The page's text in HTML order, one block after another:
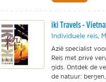
iki Travels -
Individuele reis,
Azië specialist
Reis met privé
gids. Ontdek de
de natuur: